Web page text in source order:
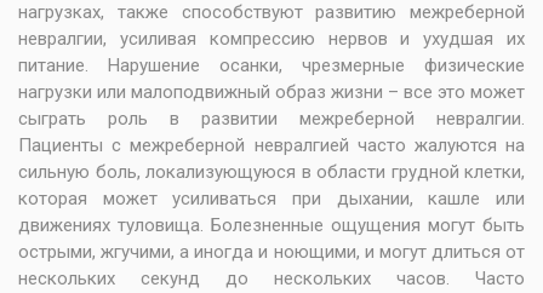
нагрузках, также способствуют развитию межреберной
невралгии, усиливая компрессию нервов и ухудшая их
питание. Нарушение осанки, чрезмерные физические
нагрузки или малоподвижный образ жизни – все это может
сыграть роль в развитии межреберной невралгии.
Пациенты с межреберной невралгией часто жалуются на
сильную боль, локализующуюся в области грудной клетки,
которая может усиливаться при дыхании, кашле или
движениях туловища. Болезненные ощущения могут быть
острыми, жгучими, а иногда и ноющими, и могут длиться от
нескольких секунд до нескольких часов. Часто